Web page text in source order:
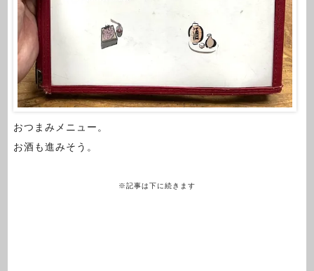
おつまみメニュー。
お酒も進みそう。
※記事は下に続きます